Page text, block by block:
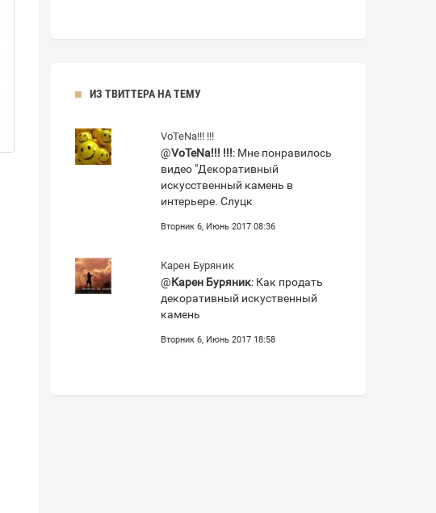
ИЗ ТВИТТЕРА НА ТЕМУ
VoTeNa!!! !!!
@VoTeNa!!! !!!: Мне понравилось
видео "Декоративный
искусственный камень в
интерьере. Слуцк
Вторник 6, Июнь 2017 08:36
Карен Буряник
@Карен Буряник: Как продать
декоративный искуственный
камень
Вторник 6, Июнь 2017 18:58